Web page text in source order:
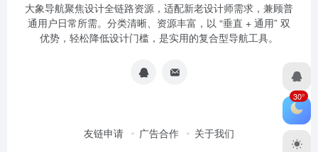
大象导航聚焦设计全链路资源，适配新老设计师需求，兼顾普
通用户日常所需。分类清晰、资源丰富，以 “垂直 + 通用” 双
优势，轻松降低设计门槛，是实用的复合型导航工具。
友链申请 广告合作 关于我们
30°